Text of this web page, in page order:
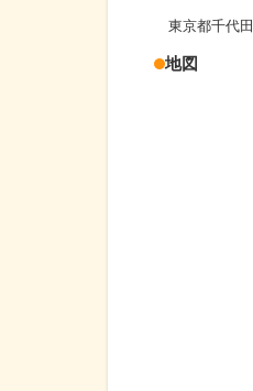
東京都千代
地図